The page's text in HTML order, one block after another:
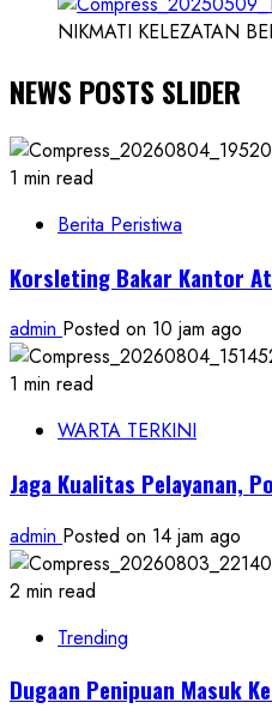
NIKMATI KELEZATAN
NEWS POSTS SLIDER
1 min read
Berita Peristiwa
Korsleting Bakar Kantor
admin Posted on 10 jam ago
1 min read
WARTA TERKINI
Jaga Kualitas Pelayanan,
admin Posted on 14 jam ago
2 min read
Trending
Dugaan Penipuan Masuk